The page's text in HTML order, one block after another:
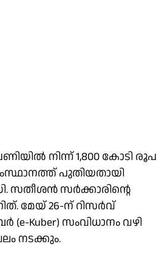
നിന്ന് 1,800 കോടി രൂപ
പുതിയതായി
സതീശന്‍ സര്‍ക്കാരിന്റെ
മേയ് 26-ന് റിസര്‍വ്
Kuber) സംവിധാനം വഴി
നടക്കും.